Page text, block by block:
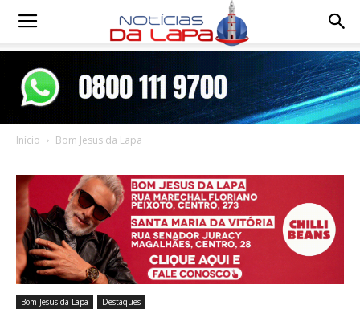
Notícias
Início Bom Jesus da Lapa
Bom Jesus da Lapa Destaques